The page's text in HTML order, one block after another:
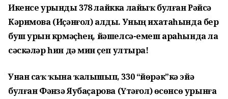
Икенсе урынды 378 лайкка лайыҡ булған Рәйсә
Кәримова (Иҫәнғол) алды. Уның ихатаһында бер
буш урын күрмәҫһең, йәшелсә-емеш араһында ла
сәскәләр һин дә мин үҫеп ултыра!
Унан саҡ ҡына ҡалышып, 330 “йөрәк”кә эйә
булған Фәнүзә Яубаҫарова (Үтәғол) өсөнсө урынға